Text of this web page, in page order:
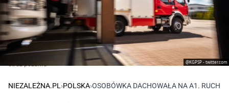
@KGPSP - twitter.com
Straż pożarna
NIEZALEŻNA.PL ›POLSKA›OSOBÓWKA DACHOWAŁA NA A1. RUCH